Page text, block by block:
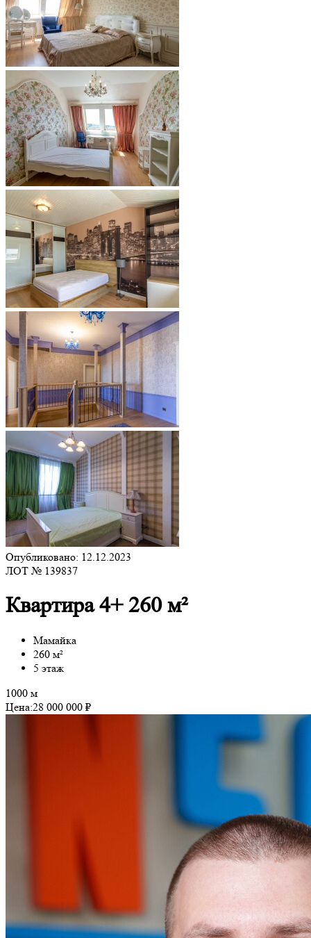
Опубликовано: 12.12.2023
ЛОТ № 139837
Квартира 4+ 260 м²
Мамайка
260 м²
5 этаж
1000 м
Цена:28 000 000 ₽